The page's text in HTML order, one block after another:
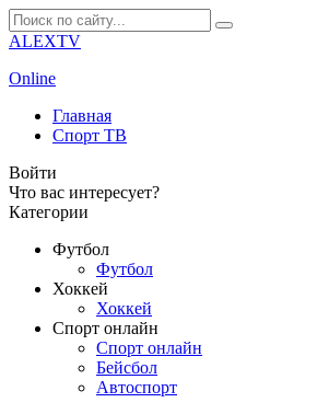
ALEXTV
Online
Главная
Спорт ТВ
Войти
Что вас интересует?
Категории
Футбол
Футбол
Хоккей
Хоккей
Спорт онлайн
Спорт онлайн
Бейсбол
Автоспорт